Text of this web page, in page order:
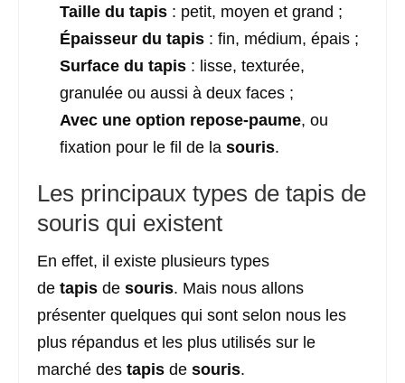
Taille du tapis : petit, moyen et grand ;
Épaisseur du tapis : fin, médium, épais ;
Surface du tapis : lisse, texturée,
granulée ou aussi à deux faces ;
Avec une option repose-paume, ou
fixation pour le fil de la souris.
Les principaux types de tapis de
souris qui existent
En effet, il existe plusieurs types
de tapis de souris. Mais nous allons
présenter quelques qui sont selon nous les
plus répandus et les plus utilisés sur le
marché des tapis de souris.